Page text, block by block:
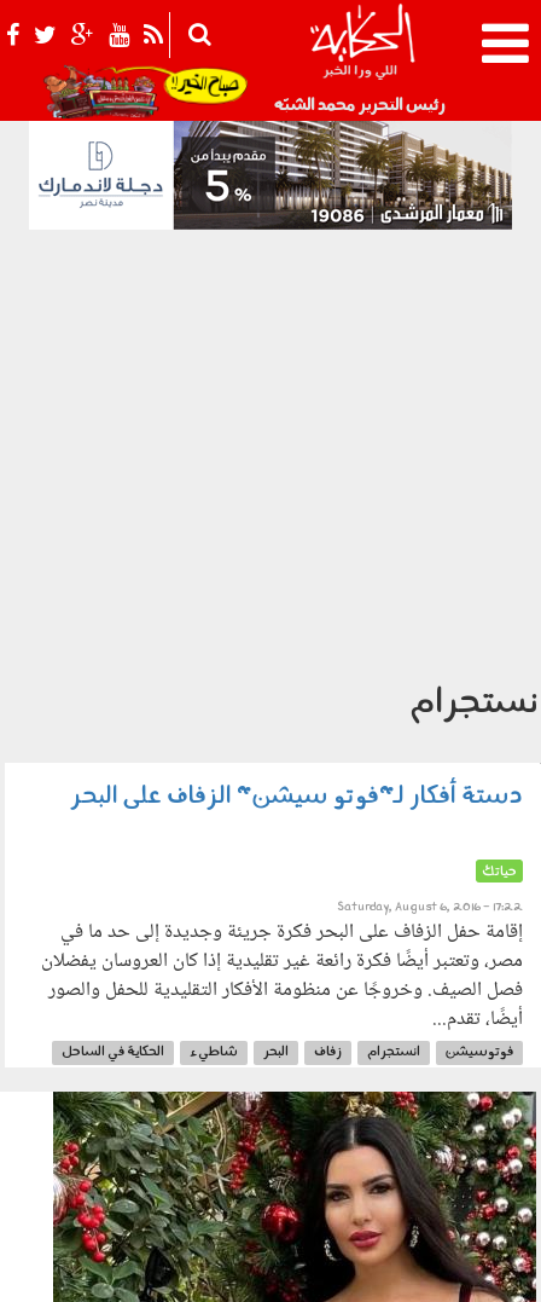
رئيس التحرير محمد الشبّه 021_2.png
adc139c9aefd81af46040adce325340d.jpg
دستة أفكار لـ"فوتو سيشن" الزفاف على البحر
حياتك
Saturday, August 6, 2016 - 17:22
إقامة حفل الزفاف على البحر فكرة جريئة وجديدة إلى حد ما في
مصر، وتعتبر أيضًا فكرة رائعة غير تقليدية إذا كان العروسان يفضلان
فصل الصيف. وخروجًا عن منظومة الأفكار التقليدية للحفل والصور
أيضًا، تقدم...
فوتوسيشن انستجرام زفاف البحر شاطيء
الحكاية في الساحل
default_image.jpg